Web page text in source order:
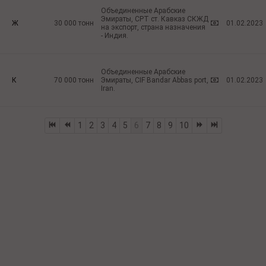
Ж 30 000 тонн
Объединенные Арабские
Эмираты, СРТ ст. Кавказ СКЖД
на экспорт, страна назначения
- Индия.
01.02.2023
К 70 000 тонн
Объединенные Арабские
Эмираты, CIF Bandar Abbas port,
Iran.
01.02.2023
1 2 3 4 5 6 7 8 9 10